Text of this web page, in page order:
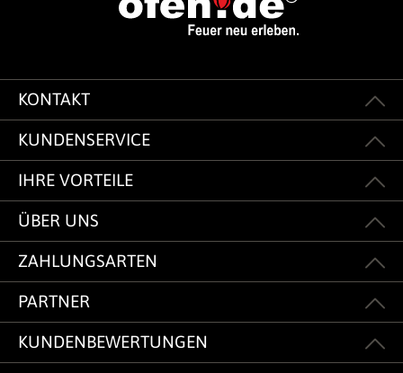
KONTAKT
KUNDENSERVICE
IHRE VORTEILE
ÜBER UNS
ZAHLUNGSARTEN
PARTNER
KUNDENBEWERTUNGEN